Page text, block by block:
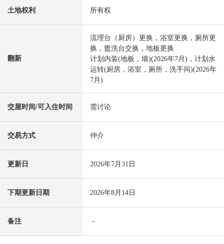
土地权利 所有权
翻新
流理台（厨房）更换，浴室更换，厕所更
换，盥洗台交换，地板更换
计划内装(地板，墙)(2026年7月)，计划水
运转(厨房，浴室，厕所，洗手间)(2026年
7月)
交屋时间/可入住时间 需讨论
交易方式 仲介
更新日 2026年7月31日
下期更新日期 2026年8月14日
备注 －